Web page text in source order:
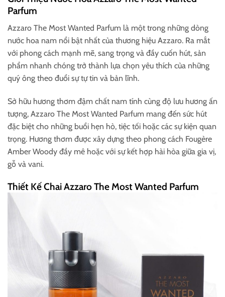
Parfum
Azzaro The Most Wanted Parfum là một trong những dòng
nước hoa nam nổi bật nhất của thương hiệu Azzaro. Ra mắt
với phong cách mạnh mẽ, sang trọng và đầy cuốn hút, sản
phẩm nhanh chóng trở thành lựa chọn yêu thích của những
quý ông theo đuổi sự tự tin và bản lĩnh.
Sở hữu hương thơm đậm chất nam tính cùng độ lưu hương ấn
tượng, Azzaro The Most Wanted Parfum mang đến sức hút
đặc biệt cho những buổi hẹn hò, tiệc tối hoặc các sự kiện quan
trọng. Hương thơm được xây dựng theo phong cách Fougère
Amber Woody đầy mê hoặc với sự kết hợp hài hòa giữa gia vị,
gỗ và vani.
Thiết Kế Chai Azzaro The Most Wanted Parfum